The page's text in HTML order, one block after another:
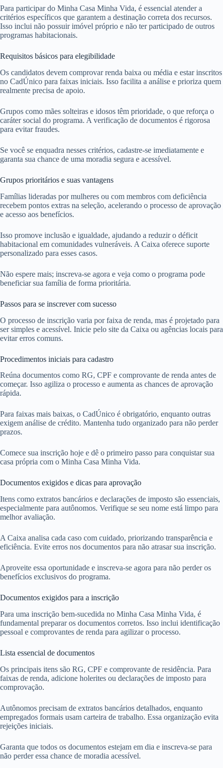
Para participar do Minha Casa Minha Vida, é essencial atender a
critérios específicos que garantem a destinação correta dos recursos.
Isso inclui não possuir imóvel próprio e não ter participado de outros
programas habitacionais.
Requisitos básicos para elegibilidade
Os candidatos devem comprovar renda baixa ou média e estar inscritos
no CadÚnico para faixas iniciais. Isso facilita a análise e prioriza quem
realmente precisa de apoio.
Grupos como mães solteiras e idosos têm prioridade, o que reforça o
caráter social do programa. A verificação de documentos é rigorosa
para evitar fraudes.
Se você se enquadra nesses critérios, cadastre-se imediatamente e
garanta sua chance de uma moradia segura e acessível.
Grupos prioritários e suas vantagens
Famílias lideradas por mulheres ou com membros com deficiência
recebem pontos extras na seleção, acelerando o processo de aprovação
e acesso aos benefícios.
Isso promove inclusão e igualdade, ajudando a reduzir o déficit
habitacional em comunidades vulneráveis. A Caixa oferece suporte
personalizado para esses casos.
Não espere mais; inscreva-se agora e veja como o programa pode
beneficiar sua família de forma prioritária.
Passos para se inscrever com sucesso
O processo de inscrição varia por faixa de renda, mas é projetado para
ser simples e acessível. Inicie pelo site da Caixa ou agências locais para
evitar erros comuns.
Procedimentos iniciais para cadastro
Reúna documentos como RG, CPF e comprovante de renda antes de
começar. Isso agiliza o processo e aumenta as chances de aprovação
rápida.
Para faixas mais baixas, o CadÚnico é obrigatório, enquanto outras
exigem análise de crédito. Mantenha tudo organizado para não perder
prazos.
Comece sua inscrição hoje e dê o primeiro passo para conquistar sua
casa própria com o Minha Casa Minha Vida.
Documentos exigidos e dicas para aprovação
Itens como extratos bancários e declarações de imposto são essenciais,
especialmente para autônomos. Verifique se seu nome está limpo para
melhor avaliação.
A Caixa analisa cada caso com cuidado, priorizando transparência e
eficiência. Evite erros nos documentos para não atrasar sua inscrição.
Aproveite essa oportunidade e inscreva-se agora para não perder os
benefícios exclusivos do programa.
Documentos exigidos para a inscrição
Para uma inscrição bem-sucedida no Minha Casa Minha Vida, é
fundamental preparar os documentos corretos. Isso inclui identificação
pessoal e comprovantes de renda para agilizar o processo.
Lista essencial de documentos
Os principais itens são RG, CPF e comprovante de residência. Para
faixas de renda, adicione holerites ou declarações de imposto para
comprovação.
Autônomos precisam de extratos bancários detalhados, enquanto
empregados formais usam carteira de trabalho. Essa organização evita
rejeições iniciais.
Garanta que todos os documentos estejam em dia e inscreva-se para
não perder essa chance de moradia acessível.